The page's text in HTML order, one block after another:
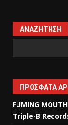
ΑΝΑΖΉΤΗΣΗ
ΠΡΌΣΦΑΤΑ
FUMING
Triple-B